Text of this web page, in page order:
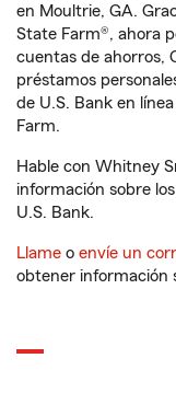
en Moultrie, GA.
State Farm®, ahora
cuentas de ahorros,
préstamos
de U.S. Bank en
Farm.
Hable con Whitney
información sobre
U.S. Bank.
Llame o envíe un
obtener información